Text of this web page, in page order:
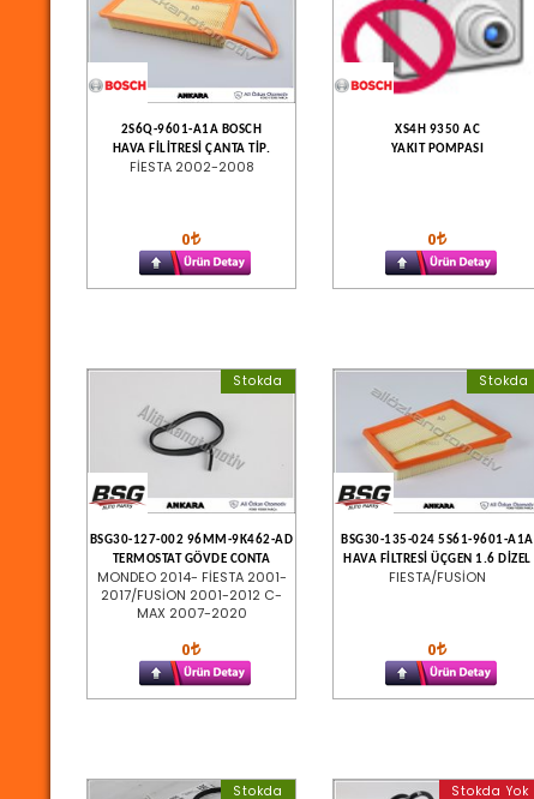
2S6Q-9601-A1A BOSCH
HAVA FİLİTRESİ ÇANTA TİP.
FİESTA 2002-2008
0
XS4H 9350 AC
YAKIT POMPASI
0
Stokda
BSG30-127-002 96MM-9K462-AD
TERMOSTAT GÖVDE CONTA
MONDEO 2014- FİESTA 2001-
2017/FUSİON 2001-2012 C-
MAX 2007-2020
0
Stokda
BSG30-135-024 5S61-9601-A1A
HAVA FİLTRESİ ÜÇGEN 1.6 DİZEL
FIESTA/FUSİON
0
Stokda Stokda Yok